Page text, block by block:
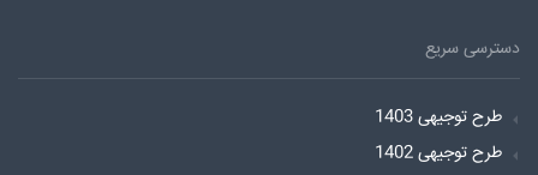
دسترسی سریع
طرح توجیهی 1403
طرح توجیهی 1402